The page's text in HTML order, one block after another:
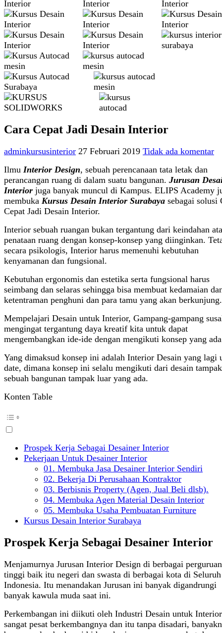
Cara Cepat Jadi Desain Interior
adminkursusinterior 27 Februari 2019 Tidak ada komentar
Ilmu Interior Design, sebuah perencanaan tata letak dan
perancangan ruang di dalam suatu bangunan. Jurusan
Interior juga banyak muncul di Kampus. ELIPS Academy
membuka Kursus Desain Interior Surabaya sebagai solusi
Cepat Jadi Desain Interior.
Interior sebuah ruangan bukan tergantung dari keindahan
penataan ruang dengan konsep-konsep yang diinginkan.
secara psikologis, Interior harus memenuhi kebutuhan
kenyamanan dan fungsional.
Kebutuhan ergonomis dan estetika serta fungsional harus
seimbang dan selaras sehingga bisa membuat kedamaian
ketentraman penghuni dan para tamu yang akan berkunjung.
Mempelajari Desain untuk Interior, Gampang-gampang
mengingat tergantung daya kreatif kita untuk dapat
mengembangkan ide-ide dengan mengikuti konsep yang
Yang dimaksud konsep ini adalah Interior Desain yang lagi
date, dimana konsep ini selalu mengikuti dari desain tampak
sebuah bangunan tampak luar yang ada.
Konten Table
Prospek Kerja Sebagai Desainer Interior
Pekerjaan Untuk Desainer Interior
01. Membuka Jasa Desainer Interior Sendiri
02. Bekerja Di Perusahaan Kontraktor
03. Berbisnis Property (Agen, Jual Beli dlsb).
04. Membuka Agen Material Desain Interior
05. Membuka Usaha Pembuatan Furniture
Kursus Desain Interior Surabaya
Prospek Kerja Sebagai Desainer Interior
Menjamurnya Jurusan Interior Design di berbagai perguruan
tinggi baik itu negeri dan swasta di berbagai kota di Seluruh
Indonesia. Itu menandakan Jurusan ini banyak digandrungi
banyak kawula muda saat ini.
Perkembangan ini diikuti oleh Industri Desain untuk Interior
sangat pesat berkembangnya dan itu tanpa disadari,